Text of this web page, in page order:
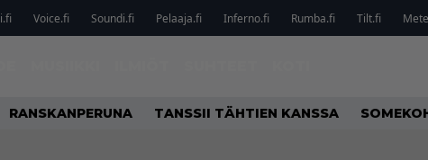
Voice.fi Soundi.fi Pelaaja.fi Inferno.fi Rumba.fi Tilt.fi
RANSKANPERUNA TANSSII TÄHTIEN KANSSA